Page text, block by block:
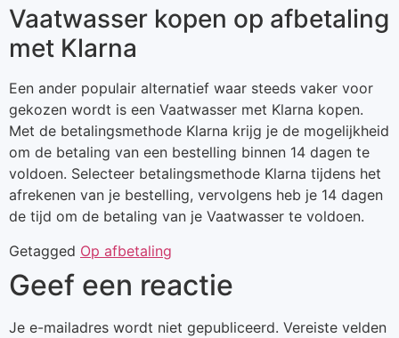
Vaatwasser kopen op afbetaling
met Klarna
Een ander populair alternatief waar steeds vaker voor
gekozen wordt is een Vaatwasser met Klarna kopen.
Met de betalingsmethode Klarna krijg je de mogelijkheid
om de betaling van een bestelling binnen 14 dagen te
voldoen. Selecteer betalingsmethode Klarna tijdens het
afrekenen van je bestelling, vervolgens heb je 14 dagen
de tijd om de betaling van je Vaatwasser te voldoen.
Getagged Op afbetaling
Geef een reactie
Je e-mailadres wordt niet gepubliceerd. Vereiste velden